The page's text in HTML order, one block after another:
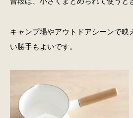
キャンプ場やアウトドアシーンで映
い勝手もよいです。